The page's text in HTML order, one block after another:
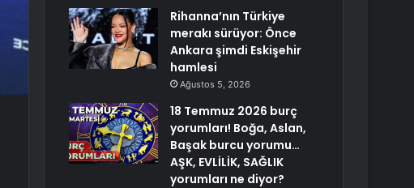
Rihanna’nın Türkiye
merakı sürüyor: Önce
Ankara şimdi Eskişehir
hamlesi
Ağustos 5, 2026
18 Temmuz 2026 burç
yorumları! Boğa, Aslan,
Başak burcu yorumu…
AŞK, EVLİLİK, SAĞLIK
yorumları ne diyor?